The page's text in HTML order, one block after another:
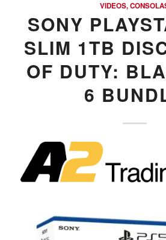
VIDEOS,
SONY
SLIM 1TB
OF DUTY:
6